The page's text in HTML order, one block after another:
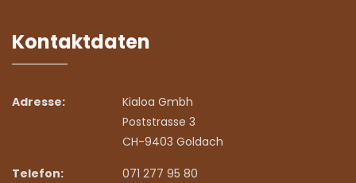
Kontaktdaten
Adresse:
Kialoa Gmbh
Poststrasse 3
CH-9403 Goldach
Telefon:
071 277 95 80